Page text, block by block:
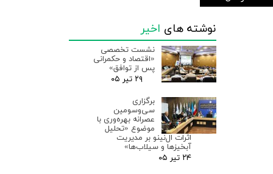
نوشته های اخیر
نشست تخصصی
«اقتصاد و حکمرانی
پس از توافق»
۲۹ تیر ۰۵
برگزاری
سی‌وسومین
عصرانه بهره‌وری با
موضوع «تحلیل
اثرات ال‌نینو بر مدیریت
آبخیزها و سیلاب‌ها»
۲۴ تیر ۰۵